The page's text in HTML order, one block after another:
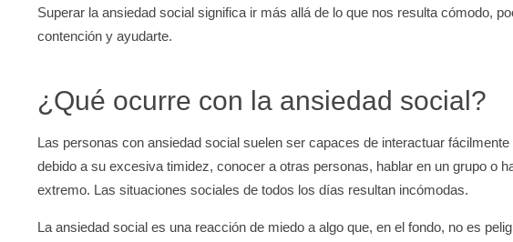
Superar la ansiedad social significa ir más allá de lo que nos resulta cómodo,
contención y ayudarte.
¿Qué ocurre con la ansiedad social?
Las personas con ansiedad social suelen ser capaces de interactuar
debido a su excesiva timidez, conocer a otras personas, hablar en un grupo o
extremo. Las situaciones sociales de todos los días resultan incómodas.
La ansiedad social es una reacción de miedo a algo que, en el fondo, no es